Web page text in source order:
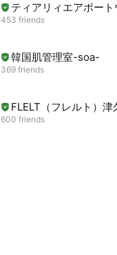
ティアリィエアポー
453 friends
韓国肌管理室-soa-
369 friends
FLELT（フレルト）津
600 friends